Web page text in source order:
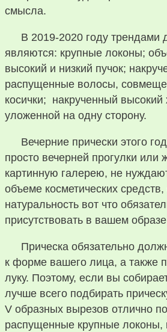
смысла.
В 2019-2020 году трендами
являются: крупные локоны;
высокий и низкий пучок;
распущенные волосы,
косички; накрученный высокий
уложенной на одну сторону.
Вечерние прически этого
просто вечерней прогулки или
картинную галерею, не
объеме косметических средств,
натуральность вот что
присутствовать в вашем
Прическа обязательно
к форме вашего лица, а также
луку. Поэтому, если вы
лучше всего подбирать
V образных вырезов отлично
распущенные крупные локоны,